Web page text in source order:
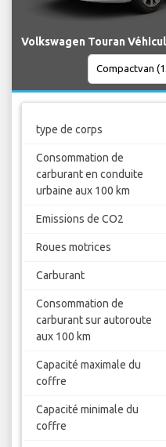
Volkswagen Touran
type de corps
Consommation de
carburant en conduite
urbaine aux 100 km
Emissions de CO2
Roues motrices
Carburant
Consommation de
carburant sur autoroute
aux 100 km
Capacité maximale du
coffre
Capacité minimale du
coffre